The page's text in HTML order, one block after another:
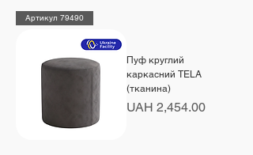
Артикул 79490
Пуф круглий
каркасний TELA
(тканина)
Price
UAH 2,454.00